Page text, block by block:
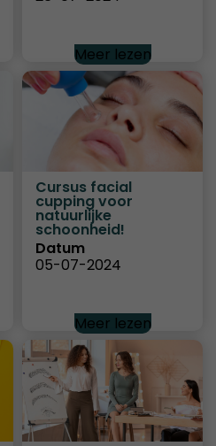
Meer lezen
Cursus facial
cupping voor
natuurlijke
schoonheid!
Datum
05-07-2024
Meer lezen